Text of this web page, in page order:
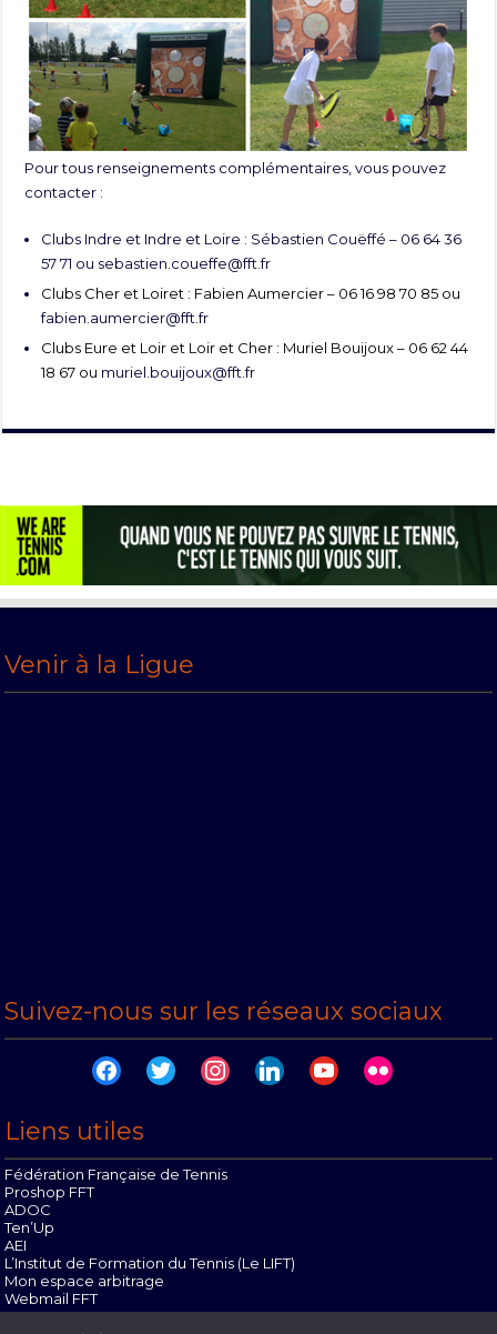
Pour tous renseignements complémentaires, vous pouvez
contacter :
Clubs Indre et Indre et Loire : Sébastien Couëffé – 06 64 36
57 71 ou sebastien.coueffe@fft.fr
Clubs Cher et Loiret : Fabien Aumercier – 06 16 98 70 85 ou
fabien.aumercier@fft.fr
Clubs Eure et Loir et Loir et Cher : Muriel Bouijoux – 06 62 44
18 67 ou muriel.bouijoux@fft.fr
Venir à la Ligue
Suivez-nous sur les réseaux sociaux
facebooktwitter instagramlinkedinyoutubeflickr
Liens utiles
Fédération Française de Tennis
Proshop FFT
ADOC
Ten’Up
AEI
L’Institut de Formation du Tennis (Le LIFT)
Mon espace arbitrage
Webmail FFT
Offres d’emploi